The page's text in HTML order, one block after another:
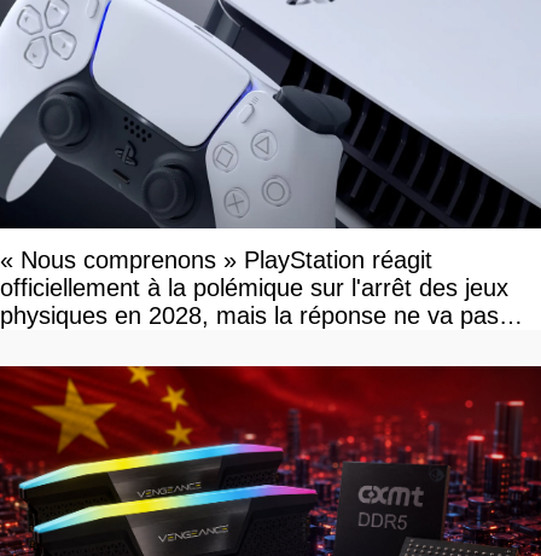
« Nous comprenons » PlayStation réagit
officiellement à la polémique sur l'arrêt des jeux
physiques en 2028, mais la réponse ne va pas